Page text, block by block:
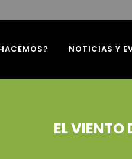
NOTICIAS Y
EL VIENTO